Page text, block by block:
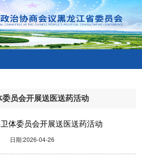
员会开展送医送药活动
体委员会开展送医送药活动
日期:2026-04-26